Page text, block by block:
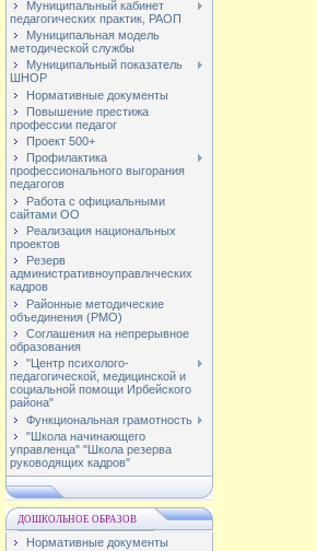
Муниципальный кабинет
педагогических практик, РАОП
Муниципальная модель
методической службы
Муниципальный показатель
ШНОР
Нормативные документы
Повышение престижа
профессии педагог
Проект 500+
Профилактика
профессионального выгорания
педагогов
Работа с официальными
сайтами ОО
Реализация национальных
проектов
Резерв
административноуправлнческих
кадров
Районные методические
объединения (РМО)
Соглашения на непрерывное
образования
"Центр психолого-
педагогической, медицинской и
социальной помощи Ирбейского
района"
Функциональная грамотность
"Школа начинающего
управленца" "Школа резерва
руководящих кадров"
ДОШКОЛЬНОЕ ОБРАЗОВ
Нормативные документы